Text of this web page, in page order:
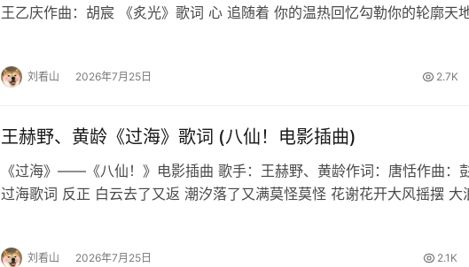
王乙庆作曲：胡宸 《炙光》歌词 心 追随着 你的温热回忆勾勒你的轮廓天
刘看山 2026年7月25日 2.7K
王赫野、黄龄《过海》歌词 (八仙！电影插曲)
《过海》——《八仙！》电影插曲 歌手：王赫野、黄龄作词：唐恬作曲：
过海歌词 反正 白云去了又返 潮汐落了又满莫怪莫怪 花谢花开大风摇摆 大
刘看山 2026年7月25日 2.1K